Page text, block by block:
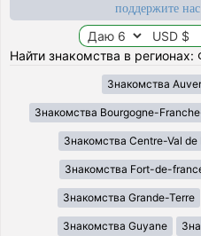
поддержите
Найти знакомства в регионах:
Знакомства
Знакомства Bourgogne-
Знакомства Centre-Val de
Знакомства Fort-de-
Знакомства Grande-Terre
Знакомства Guyane